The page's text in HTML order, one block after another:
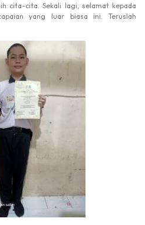
cita-cita. Sekali lagi, selamat kepada
yang luar biasa ini. Teruslah